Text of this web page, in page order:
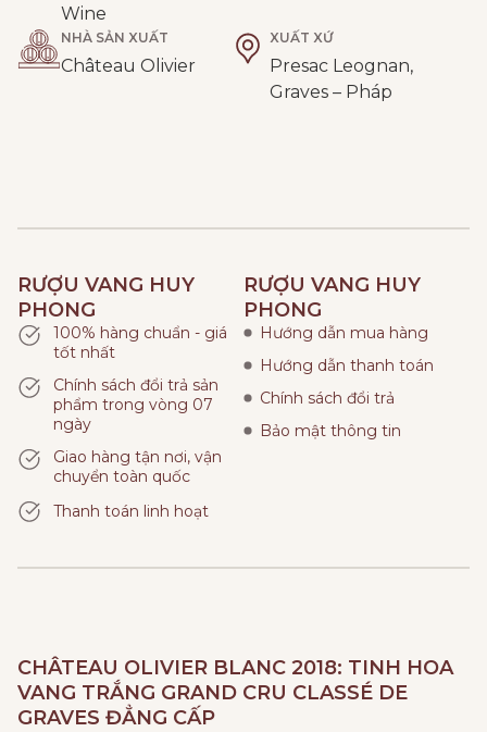
Wine
NHÀ SẢN XUẤT
Château Olivier
XUẤT XỨ
Presac Leognan,
Graves – Pháp
RƯỢU VANG HUY
PHONG
100% hàng chuẩn - giá
tốt nhất
Chính sách đổi trả sản
phẩm trong vòng 07
ngày
Giao hàng tận nơi, vận
chuyển toàn quốc
Thanh toán linh hoạt
RƯỢU VANG HUY
PHONG
Hướng dẫn mua hàng
Hướng dẫn thanh toán
Chính sách đổi trả
Bảo mật thông tin
CHÂTEAU OLIVIER BLANC 2018: TINH HOA
VANG TRẮNG GRAND CRU CLASSÉ DE
GRAVES ĐẲNG CẤP